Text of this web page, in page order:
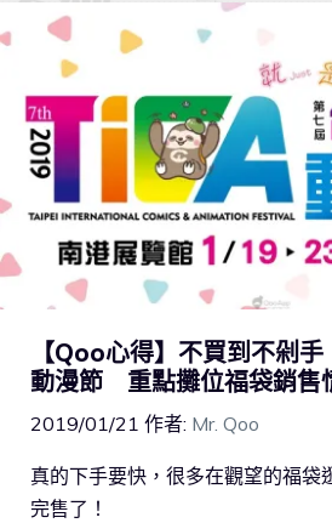
【Qoo心得】不買到不剁
動漫節 重點攤位福袋銷售
2019/01/21 作者: Mr. Qoo
真的下手要快，很多在觀望的福袋
完售了！